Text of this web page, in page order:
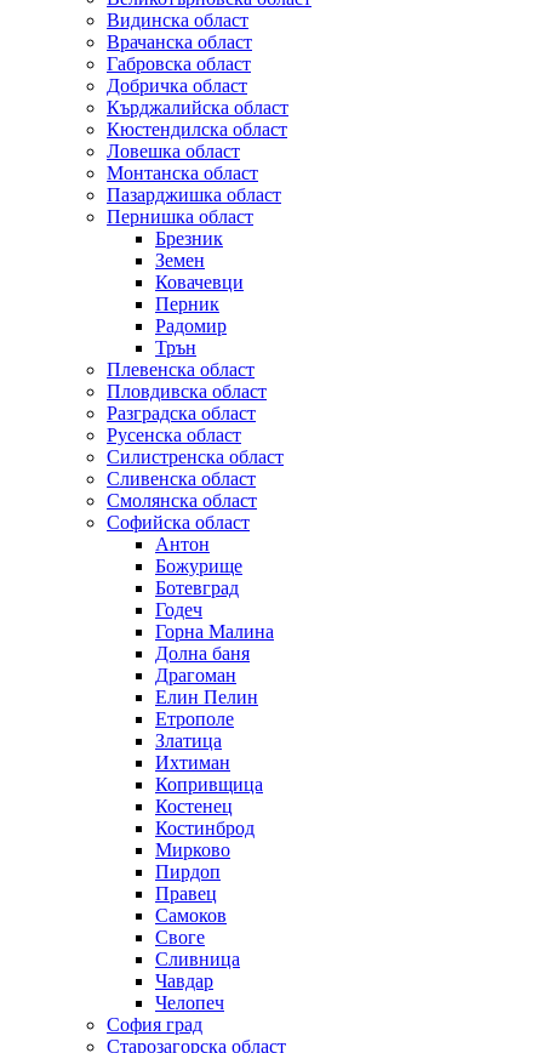
Видинска област
Врачанска област
Габровска област
Добричка област
Кърджалийска област
Кюстендилска област
Ловешка област
Монтанска област
Пазарджишка област
Пернишка област
Брезник
Земен
Ковачевци
Перник
Радомир
Трън
Плевенска област
Пловдивска област
Разградска област
Русенска област
Силистренска област
Сливенска област
Смолянска област
Софийска област
Антон
Божурище
Ботевград
Годеч
Горна Малина
Долна баня
Драгоман
Елин Пелин
Етрополе
Златица
Ихтиман
Копривщица
Костенец
Костинброд
Мирково
Пирдоп
Правец
Самоков
Своге
Сливница
Чавдар
Челопеч
София град
Старозагорска област